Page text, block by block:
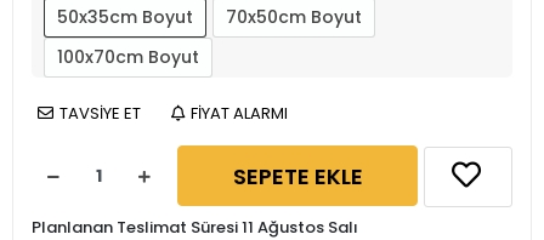
50x35cm Boyut
70x50cm Boyut
100x70cm Boyut
TAVSİYE ET FİYAT ALARMI
SEPETE EKLE
Planlanan Teslimat Süresi 11 Ağustos Salı